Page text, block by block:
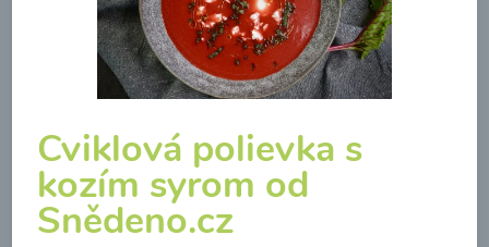
Brokolicová polievka so
syrom
Cviklová polievka s
kozím syrom od
Snědeno.cz